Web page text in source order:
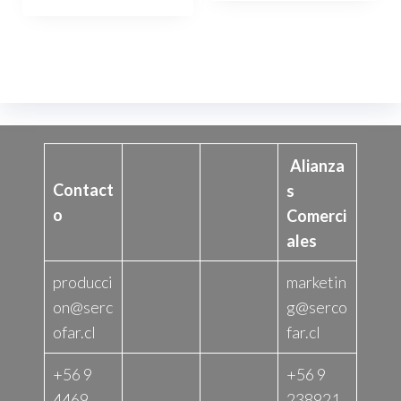
Contact
o
Alianza
s
Comerci
ales
producci
on@serc
ofar.cl
marketin
g@serco
far.cl
+56 9
+56 9